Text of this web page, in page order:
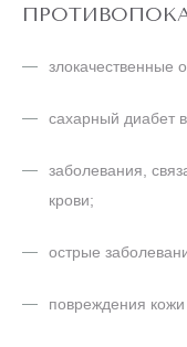
злокачественные
сахарный диабет
заболевания,
крови;
острые
повреждения